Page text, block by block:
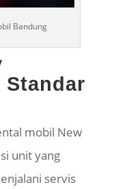
Bandung
Standar
mobil New
unit yang
servis